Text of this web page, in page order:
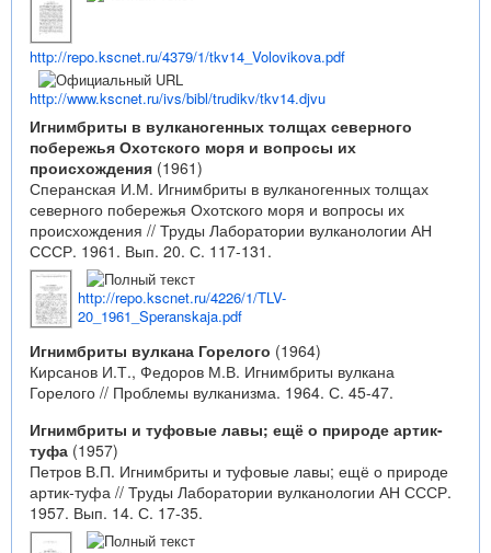
http://repo.kscnet.ru/4379/1/tkv14_Volovikova.pdf
http://www.kscnet.ru/ivs/bibl/trudikv/tkv14.djvu
Игнимбриты в вулканогенных толщах северного
побережья Охотского моря и вопросы их
происхождения (1961)
Сперанская И.М. Игнимбриты в вулканогенных толщах
северного побережья Охотского моря и вопросы их
происхождения // Труды Лаборатории вулканологии АН
СССР. 1961. Вып. 20. С. 117-131.
http://repo.kscnet.ru/4226/1/TLV-
20_1961_Speranskaja.pdf
Игнимбриты вулкана Горелого (1964)
Кирсанов И.Т., Федоров М.В. Игнимбриты вулкана
Горелого // Проблемы вулканизма. 1964. С. 45-47.
Игнимбриты и туфовые лавы; ещё о природе артик-
туфа (1957)
Петров В.П. Игнимбриты и туфовые лавы; ещё о природе
артик-туфа // Труды Лаборатории вулканологии АН СССР.
1957. Вып. 14. С. 17-35.